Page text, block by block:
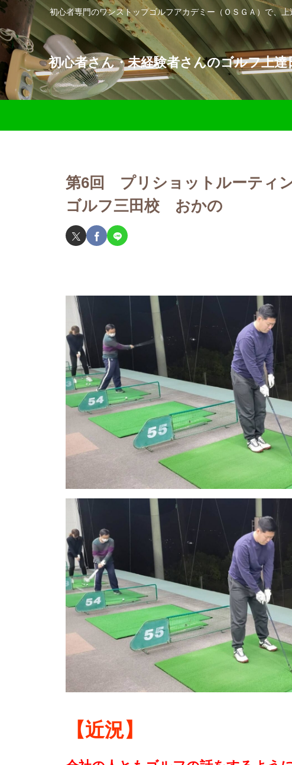
初心者専門のワンストップゴルフアカデミー（ＯＳＧＡ）で、
初心者さん・未経験者さんのゴルフ上
第6回 プリショットルーティ
ゴルフ三田校 おかの
【近況】